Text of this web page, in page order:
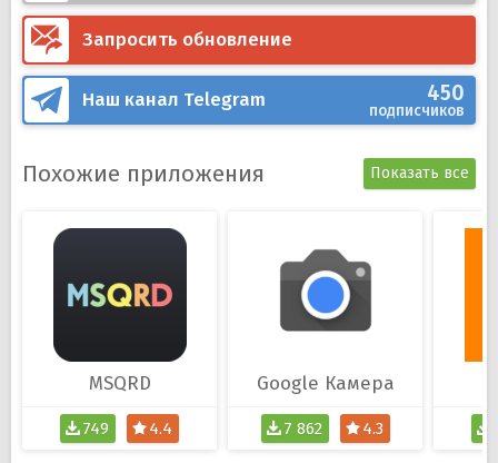
Запросить обновление
Наш канал Telegram 450
подписчиков
Похожие приложения Показать все
MSQRD
749 4.4
Google Камера
7 862 4.3